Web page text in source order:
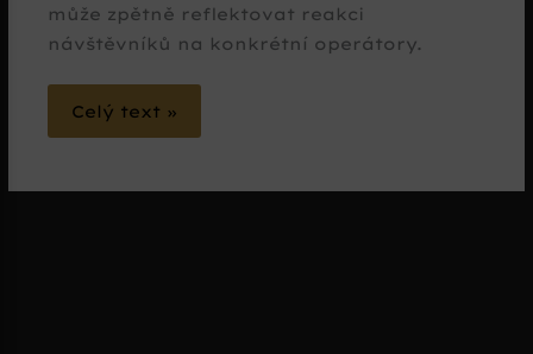
může zpětně reflektovat reakci
návštěvníků na konkrétní operátory.
Celý text »